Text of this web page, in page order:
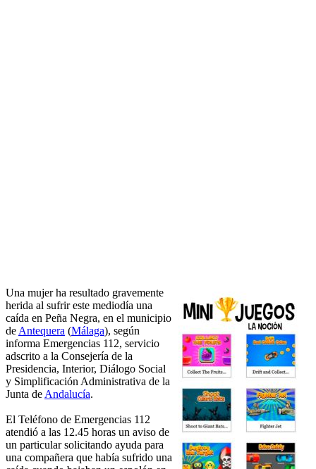
Una mujer ha resultado gravemente
herida al sufrir este mediodía una
caída en Peña Negra, en el municipio
de Antequera (Málaga), según
informa Emergencias 112, servicio
adscrito a la Consejería de la
Presidencia, Interior, Diálogo Social
y Simplificación Administrativa de la
Junta de Andalucía.
El Teléfono de Emergencias 112
atendió a las 12.45 horas un aviso de
un particular solicitando ayuda para
una compañera que había sufrido una